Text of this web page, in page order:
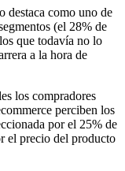
destaca como uno de
(el 28% de
que todavía no lo
a la hora de
los compradores
perciben los
por el 25% de
el precio del producto